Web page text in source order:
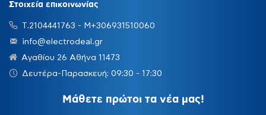
Στοιχεία επικοινωνίας
Τ.2104441763 - Μ+306931510060
info@electrodeal.gr
Αγαθίου 26 Αθήνα 11473
Δευτέρα-Παρασκευή: 09:30 - 17:30
Μάθετε πρώτοι τα νέα μας!